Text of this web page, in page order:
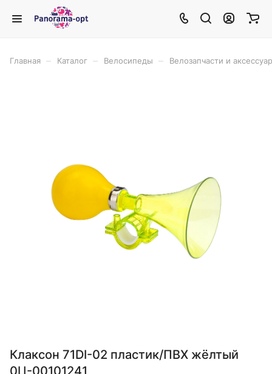
Главная Каталог Велосипеды Велозапчасти и
Клаксон 71DI-02 пластик/ПВХ жёлтый